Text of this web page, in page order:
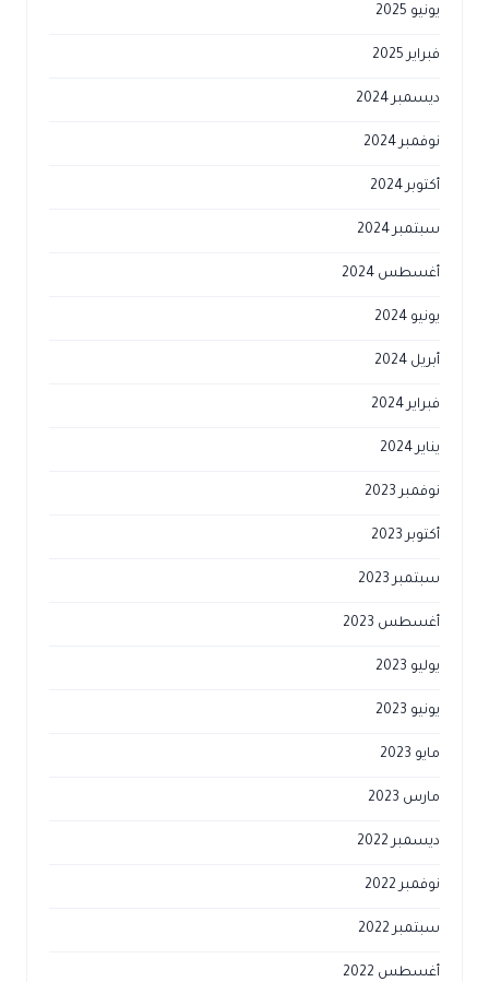
يونيو 2025
فبراير 2025
ديسمبر 2024
نوفمبر 2024
أكتوبر 2024
سبتمبر 2024
أغسطس 2024
يونيو 2024
أبريل 2024
فبراير 2024
يناير 2024
نوفمبر 2023
أكتوبر 2023
سبتمبر 2023
أغسطس 2023
يوليو 2023
يونيو 2023
مايو 2023
مارس 2023
ديسمبر 2022
نوفمبر 2022
سبتمبر 2022
أغسطس 2022